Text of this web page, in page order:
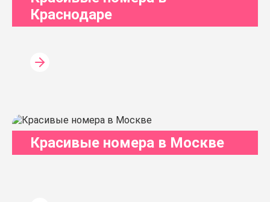
Краснодаре
Красивые номера в Москве